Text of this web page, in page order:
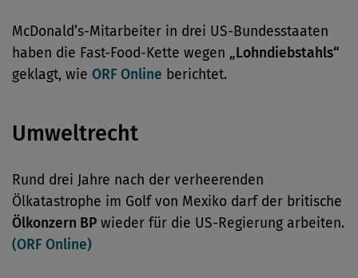
McDonald’s-Mitarbeiter in drei US-Bundesstaaten
haben die Fast-Food-Kette wegen „Lohndiebstahls“
geklagt, wie ORF Online berichtet.
Umweltrecht
Rund drei Jahre nach der verheerenden
Ölkatastrophe im Golf von Mexiko darf der britische
Ölkonzern BP wieder für die US-Regierung arbeiten.
(ORF Online)